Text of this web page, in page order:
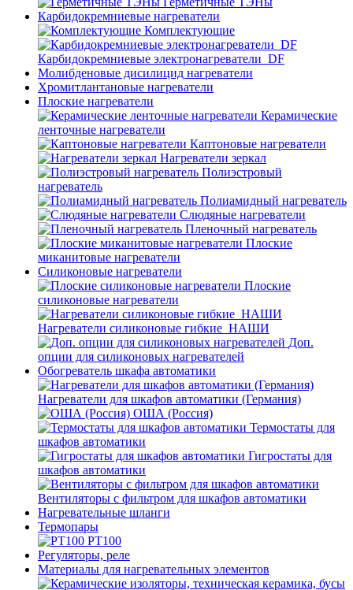
Карбидокремниевые нагреватели
Комплектующие
Карбидокремниевые электронагреватели_DF
Молибденовые дисилицид нагреватели
Хромитлантановые нагреватели
Плоские нагреватели
Керамические
ленточные нагреватели
Каптоновые нагреватели
Нагреватели зеркал
Полиэстровый
нагреватель
Полиамидный нагреватель
Слюдяные нагреватели
Пленочный нагреватель
Плоские
миканитовые нагреватели
Силиконовые нагреватели
Плоские
силиконовые нагреватели
Нагреватели силиконовые гибкие_НАШИ
Доп.
опции для силиконовых нагревателей
Обогреватель шкафа автоматики
Нагреватели для шкафов автоматики (Германия)
ОША (Россия)
Термостаты для
шкафов автоматики
Гигростаты для
шкафов автоматики
Вентиляторы с фильтром для шкафов автоматики
Нагревательные шланги
Термопары
PT100
Регуляторы, реле
Материалы для нагревательных элементов